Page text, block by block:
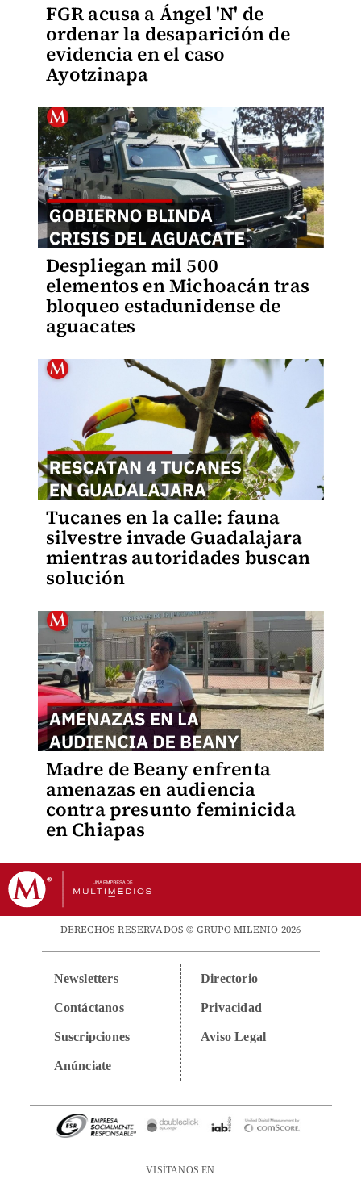
FGR acusa a Ángel 'N' de
ordenar la desaparición de
evidencia en el caso
Ayotzinapa
Despliegan mil 500
elementos en Michoacán tras
bloqueo estadunidense de
aguacates
Tucanes en la calle: fauna
silvestre invade Guadalajara
mientras autoridades buscan
solución
Madre de Beany enfrenta
amenazas en audiencia
contra presunto feminicida
en Chiapas
DERECHOS RESERVADOS © GRUPO MILENIO 2026
Newsletters
Contáctanos
Suscripciones
Anúnciate
Directorio
Privacidad
Aviso Legal
VISÍTANOS EN